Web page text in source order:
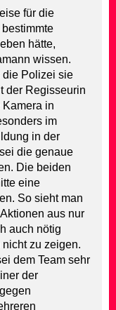
für die
hätte,
wissen.
die Polizei sie
der Regisseurin
in
im
in der
die genaue
Die beiden
eine
So sieht man
aus nur
auch nötig
zu zeigen.
dem Team sehr
der